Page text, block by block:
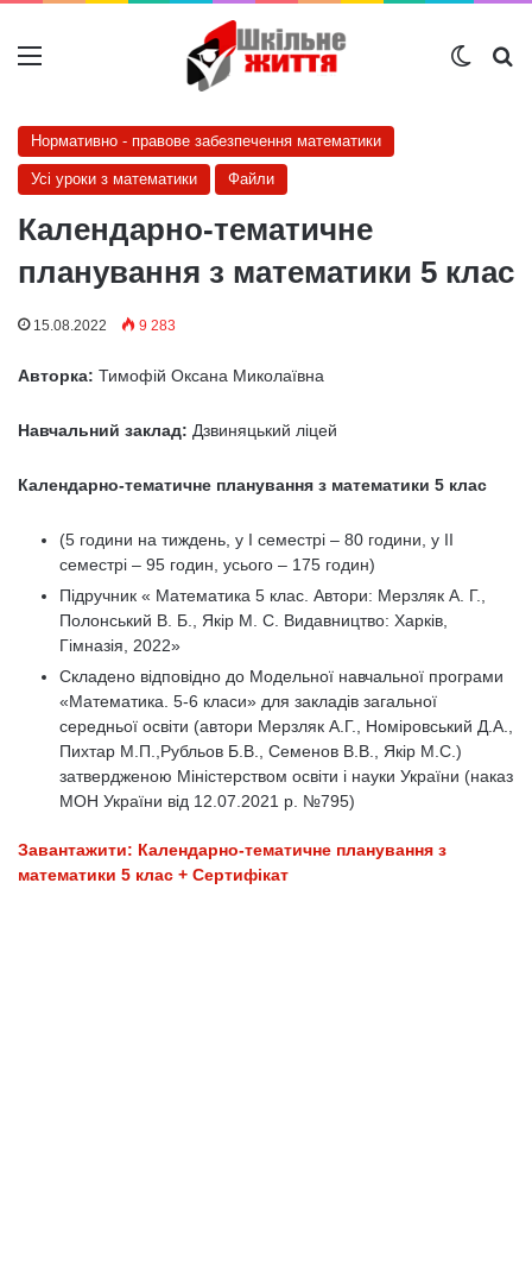
Меню
Нормативно - правове забезпечення математики
Усі уроки з математики Файли
Календарно-тематичне
планування з математики 5 клас
15.08.2022 9 283
Авторка: Тимофій Оксана Миколаївна
Навчальний заклад: Дзвиняцький ліцей
Календарно-тематичне планування з математики 5 клас
(5 години на тиждень, у І семестрі – 80 години, у ІІ
семестрі – 95 годин, усього – 175 годин)
Підручник « Математика 5 клас. Автори: Мерзляк А. Г.,
Полонський В. Б., Якір М. С. Видавництво: Харків,
Гімназія, 2022»
Складено відповідно до Модельної навчальної програми
«Математика. 5-6 класи» для закладів загальної
середньої освіти (автори Мерзляк А.Г., Номіровський Д.А.,
Пихтар М.П.,Рубльов Б.В., Семенов В.В., Якір М.С.)
затвердженою Міністерством освіти і науки України (наказ
МОН України від 12.07.2021 р. №795)
Завантажити: Календарно-тематичне планування з
математики 5 клас + Сертифікат